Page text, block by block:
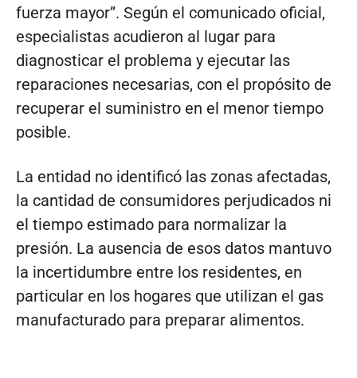
fuerza mayor”. Según el comunicado oficial,
especialistas acudieron al lugar para
diagnosticar el problema y ejecutar las
reparaciones necesarias, con el propósito de
recuperar el suministro en el menor tiempo
posible.
La entidad no identificó las zonas afectadas,
la cantidad de consumidores perjudicados ni
el tiempo estimado para normalizar la
presión. La ausencia de esos datos mantuvo
la incertidumbre entre los residentes, en
particular en los hogares que utilizan el gas
manufacturado para preparar alimentos.